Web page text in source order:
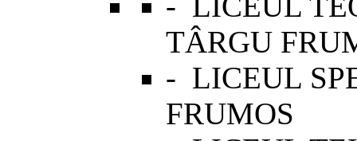
TÂRGU
- LICEUL
FRUMOS